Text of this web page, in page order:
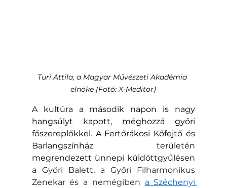
Turi Attila, a Magyar Művészeti Akadémia
elnöke (Fotó: X-Meditor)
A kultúra a második napon is nagy
hangsúlyt kapott, méghozzá győri
főszereplőkkel. A Fertőrákosi Kőfejtő és
Barlangszínház területén
a Győri Balett, a Győri Filharmonikus
Zenekar és a nemégiben a Széchenyi